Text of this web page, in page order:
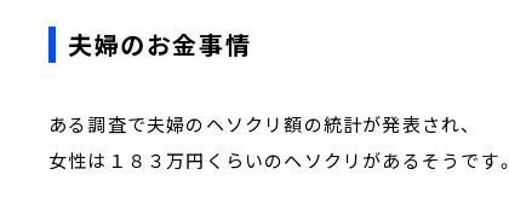
夫婦のお金事情
ある調査で夫婦のヘソクリ額の統計が発表され、
女性は１８３万円くらいのヘソクリがあるそうです。